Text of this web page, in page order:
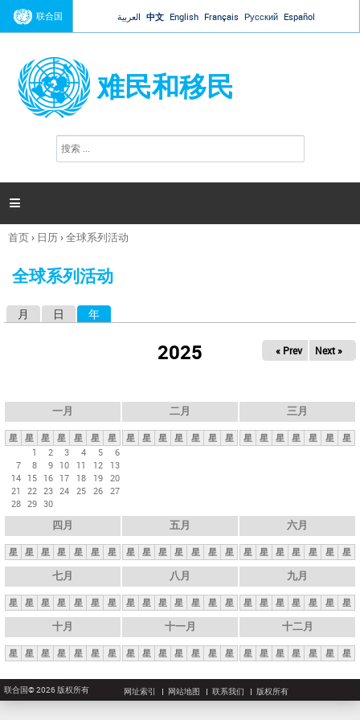
Jump to navigation
联合国 العربية 中文 English Français Русский Español
难民和移民
搜
索

你
这
首页› 日历›全球系列活动
全球系列活动
月 日 年
2025 « Prev Next »
一月
星 星 星 星 星 星
星
1
2 3 4 5
6
7
8 9 10 11 12
13
14 15 16 17 18 19 20
21
22 23 24 25 26 27
28 29 30
二月
星 星 星 星 星 星 星
三月
星 星 星 星 星 星 星
四月
星 星 星 星 星 星 星
五月
星 星 星 星 星 星 星
六月
星 星 星 星 星 星 星
七月
星 星 星 星 星 星 星
八月
星 星 星 星 星 星 星
九月
星 星 星 星 星 星 星
十月
星 星 星 星 星 星 星
十一月
星 星 星 星 星 星 星
十二月
星 星 星 星 星 星 星
联合国© 2026 版权所有 网址索引 网站地图 联系我们 版权所有